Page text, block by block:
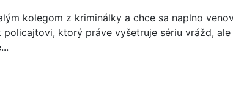
kolegom z kriminálky a chce sa naplno
ktorý práve vyšetruje sériu vrážd,